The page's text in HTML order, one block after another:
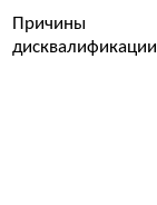
Причины
дисквалификации